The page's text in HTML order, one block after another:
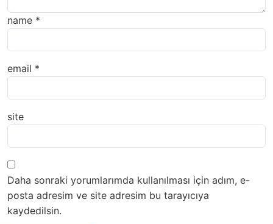
name *
email *
site
Daha sonraki yorumlarımda kullanılması için adım, e-
posta adresim ve site adresim bu tarayıcıya
kaydedilsin.